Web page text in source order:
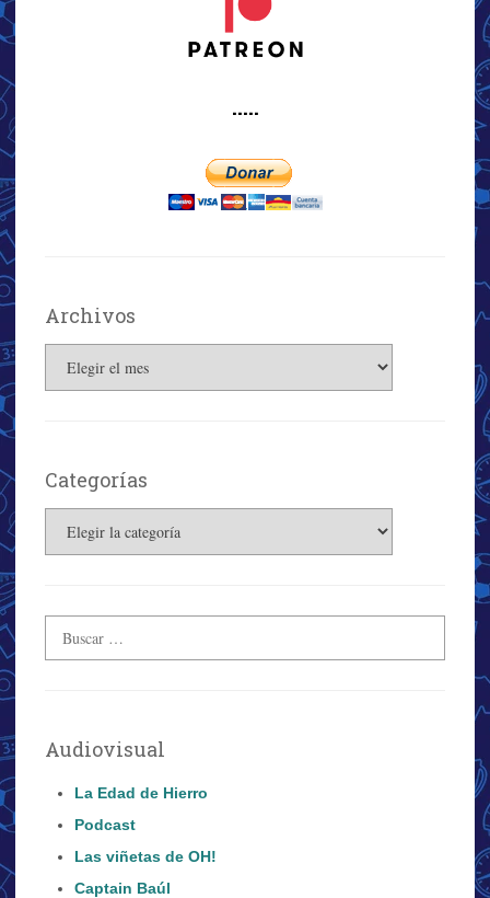
·····
Archivos
Categorías
Audiovisual
La Edad de Hierro
Podcast
Las viñetas de OH!
Captain Baúl